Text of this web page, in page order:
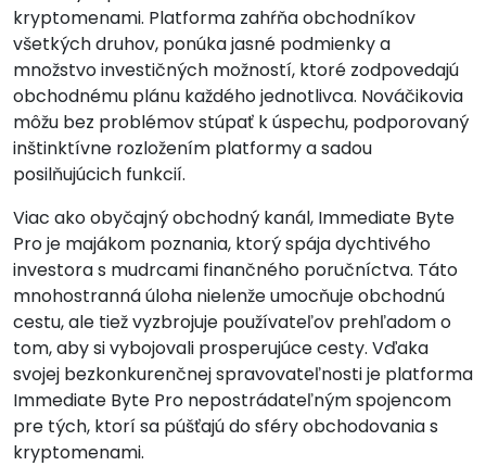
kryptomenami. Platforma zahŕňa obchodníkov
všetkých druhov, ponúka jasné podmienky a
množstvo investičných možností, ktoré zodpovedajú
obchodnému plánu každého jednotlivca. Nováčikovia
môžu bez problémov stúpať k úspechu, podporovaný
inštinktívne rozložením platformy a sadou
posilňujúcich funkcií.
Viac ako obyčajný obchodný kanál, Immediate Byte
Pro je majákom poznania, ktorý spája dychtivého
investora s mudrcami finančného poručníctva. Táto
mnohostranná úloha nielenže umocňuje obchodnú
cestu, ale tiež vyzbrojuje používateľov prehľadom o
tom, aby si vybojovali prosperujúce cesty. Vďaka
svojej bezkonkurenčnej spravovateľnosti je platforma
Immediate Byte Pro nepostrádateľným spojencom
pre tých, ktorí sa púšťajú do sféry obchodovania s
kryptomenami.